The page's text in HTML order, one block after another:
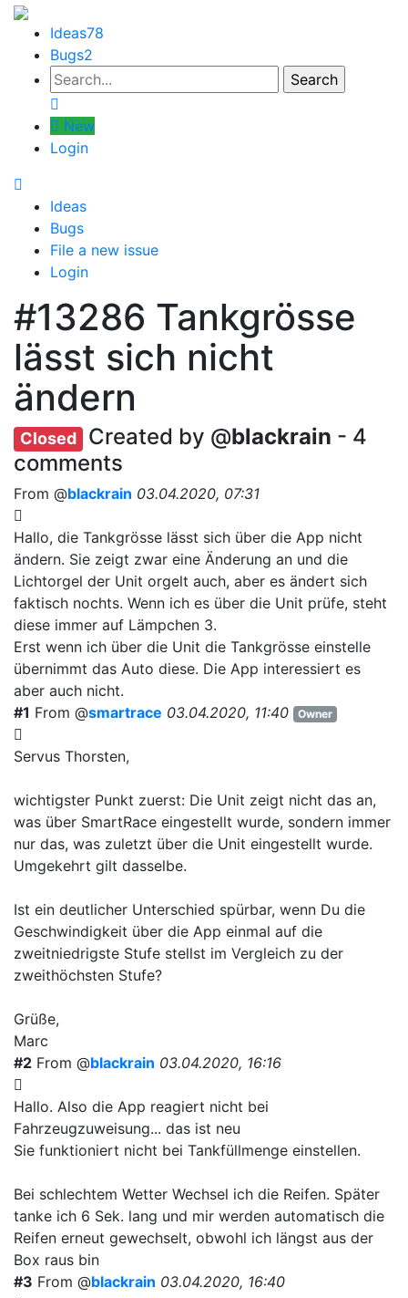
Ideas78
Bugs2
New
Login
Ideas
Bugs
File a new issue
Login
#13286 Tankgrösse
lässt sich nicht
ändern
Closed Created by @blackrain - 4
comments
From @blackrain 03.04.2020, 07:31
Hallo, die Tankgrösse lässt sich über die App nicht
ändern. Sie zeigt zwar eine Änderung an und die
Lichtorgel der Unit orgelt auch, aber es ändert sich
faktisch nochts. Wenn ich es über die Unit prüfe, steht
diese immer auf Lämpchen 3.
Erst wenn ich über die Unit die Tankgrösse einstelle
übernimmt das Auto diese. Die App interessiert es
aber auch nicht.
#1 From @smartrace 03.04.2020, 11:40 Owner
Servus Thorsten,
wichtigster Punkt zuerst: Die Unit zeigt nicht das an,
was über SmartRace eingestellt wurde, sondern immer
nur das, was zuletzt über die Unit eingestellt wurde.
Umgekehrt gilt dasselbe.
Ist ein deutlicher Unterschied spürbar, wenn Du die
Geschwindigkeit über die App einmal auf die
zweitniedrigste Stufe stellst im Vergleich zu der
zweithöchsten Stufe?
Grüße,
Marc
#2 From @blackrain 03.04.2020, 16:16
Hallo. Also die App reagiert nicht bei
Fahrzeugzuweisung... das ist neu
Sie funktioniert nicht bei Tankfüllmenge einstellen.
Bei schlechtem Wetter Wechsel ich die Reifen. Später
tanke ich 6 Sek. lang und mir werden automatisch die
Reifen erneut gewechselt, obwohl ich längst aus der
Box raus bin
#3 From @blackrain 03.04.2020, 16:40